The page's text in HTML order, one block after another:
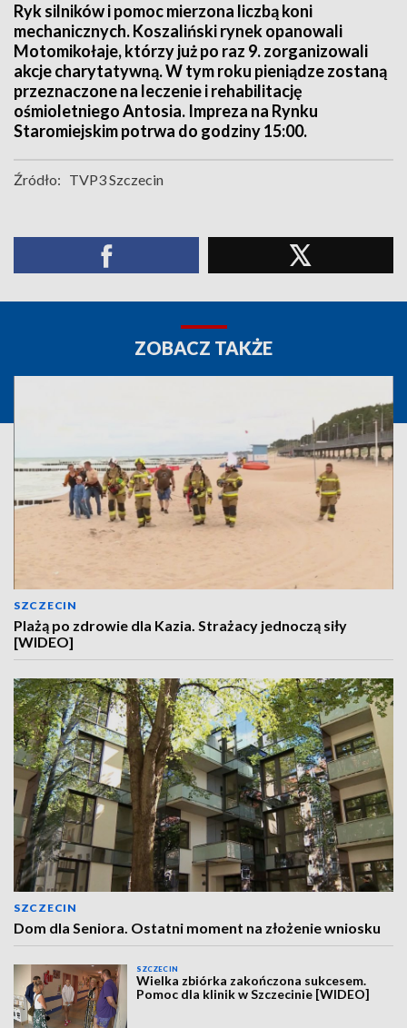
Ryk silników i pomoc mierzona liczbą koni
mechanicznych. Koszaliński rynek opanowali
Motomikołaje, którzy już po raz 9. zorganizowali
akcje charytatywną. W tym roku pieniądze zostaną
przeznaczone na leczenie i rehabilitację
ośmioletniego Antosia. Impreza na Rynku
Staromiejskim potrwa do godziny 15:00.
Źródło: TVP3 Szczecin
ZOBACZ TAKŻE
SZCZECIN
Plażą po zdrowie dla Kazia. Strażacy jednoczą siły
[WIDEO]
SZCZECIN
Dom dla Seniora. Ostatni moment na złożenie wniosku
SZCZECIN
Wielka zbiórka zakończona sukcesem.
Pomoc dla klinik w Szczecinie [WIDEO]